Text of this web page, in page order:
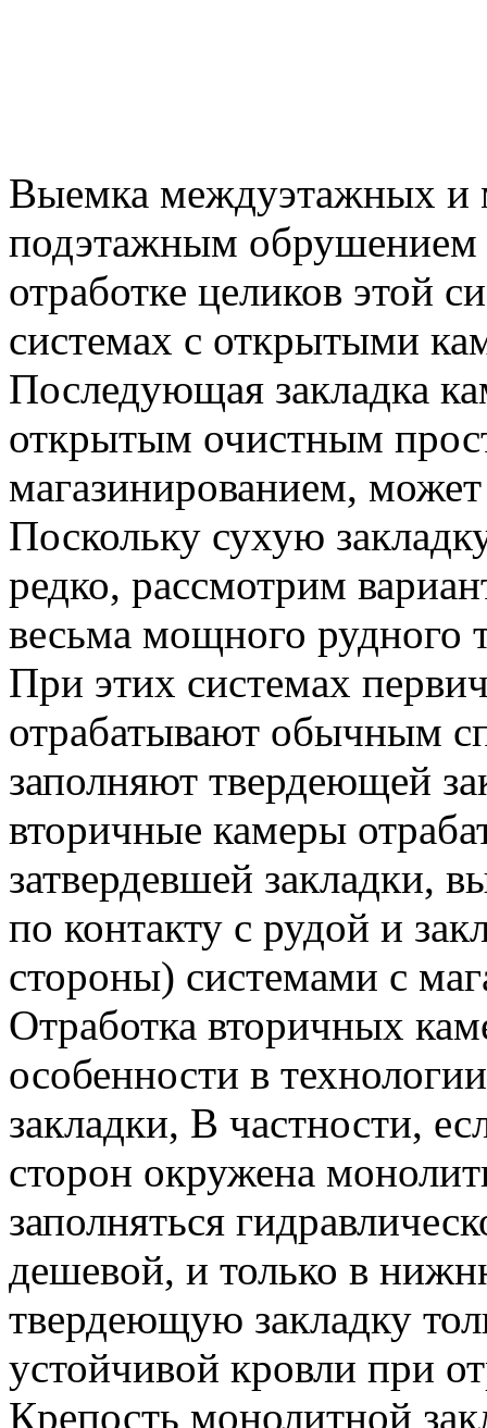
Выемка междуэтажных и
подэтажным обрушением
отработке целиков этой
системах с открытыми
Последующая закладка
открытым очистным
магазинированием,
Поскольку сухую
редко, рассмотрим
весьма мощного рудного
При этих системах
отрабатывают обычным
заполняют твердеющей
вторичные камеры
затвердевшей закладки,
по контакту с рудой и
стороны) системами с
Отработка вторичных
особенности в
закладки, В частности,
сторон окружена
заполняться
дешевой, и только в
твердеющую закладку
устойчивой кровли при
Крепость монолитной